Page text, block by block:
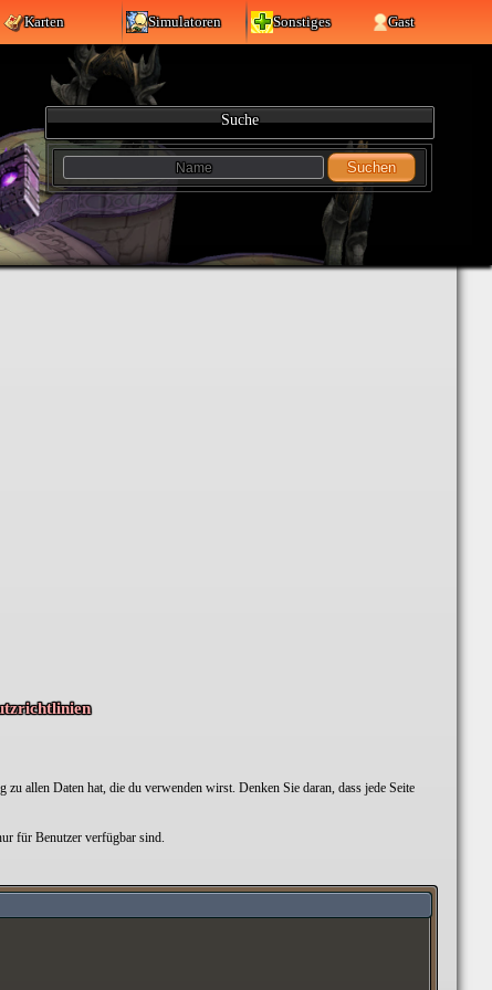
Karten Simulatoren Sonstiges Gast
Suche
Suchen
allen Daten hat, die du verwenden wirst. Denken Sie daran, dass jede Seite
für Benutzer verfügbar sind.